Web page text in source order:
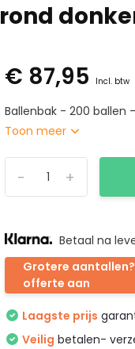
€ 87,95 Incl. btw
Ballenbak - 200 ballen
Toon meer
+
-
Betaal na
Grotere
offerte aan
Laagste prijs
Veilig betalen-